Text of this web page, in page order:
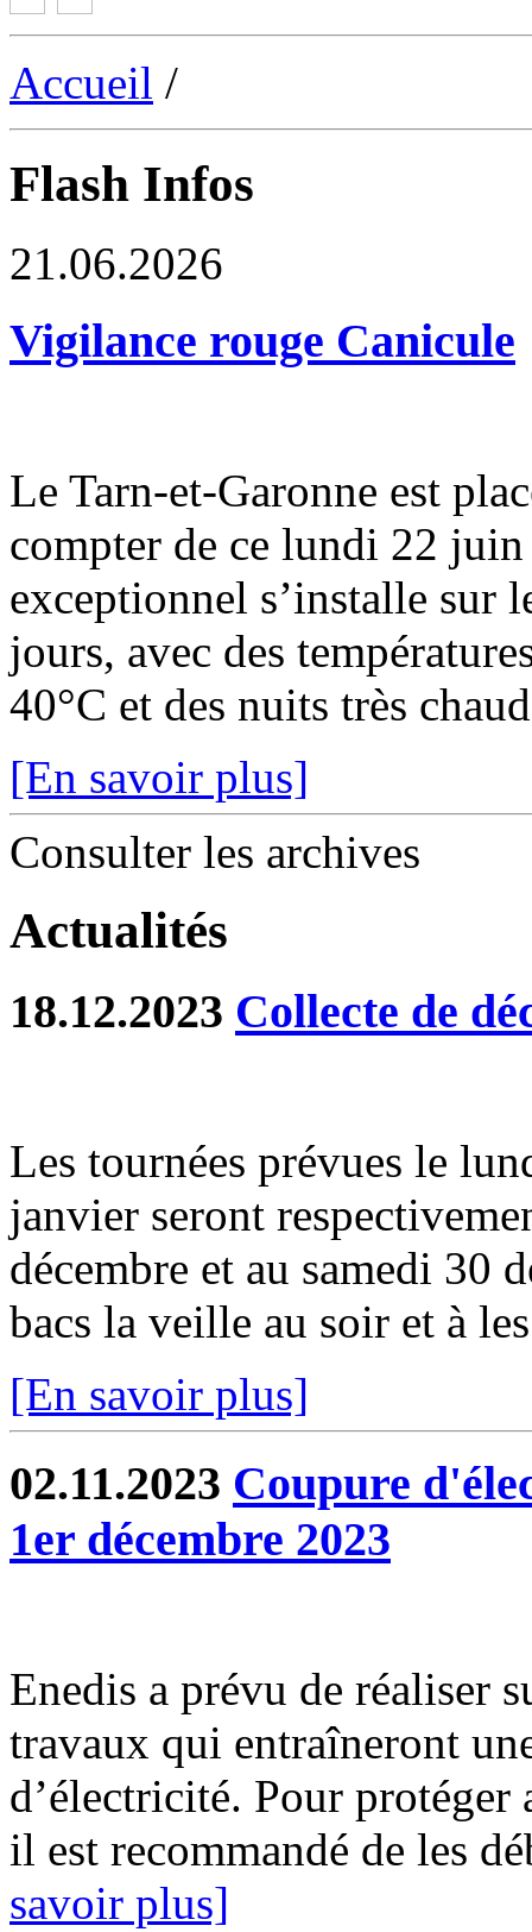
Accueil /
Flash Infos
21.06.2026
Vigilance rouge Canicule
Le Tarn-et-Garonne est
compter de ce lundi 22
exceptionnel s’installe sur
jours, avec des
40°C et des nuits très
[En savoir plus]
Consulter les archives
Actualités
18.12.2023 Collecte de
Les tournées prévues le
janvier seront
décembre et au samedi 30
bacs la veille au soir et à
[En savoir plus]
02.11.2023 Coupure
1er décembre 2023
Enedis a prévu de réaliser
travaux qui entraîneront
d’électricité. Pour protéger
il est recommandé de les
savoir plus]